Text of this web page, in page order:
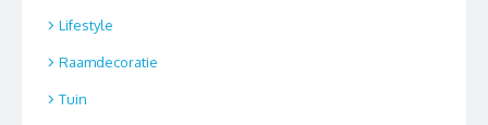
Lifestyle
Raamdecoratie
Tuin